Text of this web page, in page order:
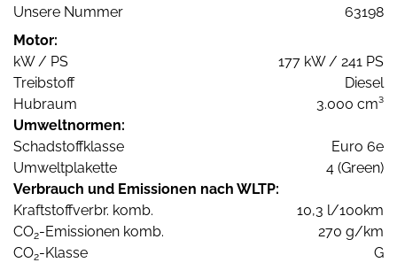
Unsere Nummer
63198
Motor:
kW / PS
177 kW / 241 PS
Treibstoff
Diesel
Hubraum
3.000 cm³
Umweltnormen:
Schadstoffklasse
Euro 6e
Umweltplakette
4 (Green)
Verbrauch und Emissionen nach WLTP:
Kraftstoffverbr. komb.
10,3 l/100km
CO2-Emissionen komb.
270 g/km
CO2-Klasse G